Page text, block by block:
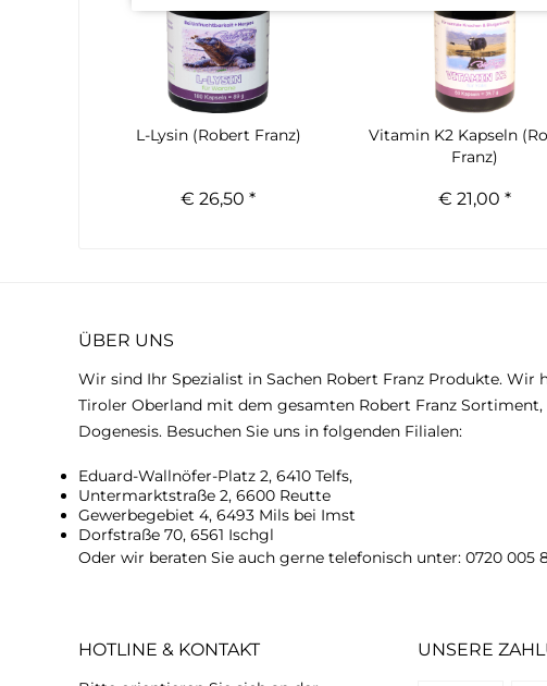
L-Lysin (Robert Franz)
€ 26,50 *
Vitamin K2 Kapseln
Franz)
€ 21,00 *
ÜBER UNS
Wir sind Ihr Spezialist in Sachen Robert Franz Produkte. Wir
Tiroler Oberland mit dem gesamten Robert Franz
Dogenesis. Besuchen Sie uns in folgenden Filialen:
Eduard-Wallnöfer-Platz 2, 6410 Telfs,
Untermarktstraße 2, 6600 Reutte
Gewerbegebiet 4, 6493 Mils bei Imst
Dorfstraße 70, 6561 Ischgl
Oder wir beraten Sie auch gerne telefonisch unter: 0720 005
HOTLINE & KONTAKT UNSERE